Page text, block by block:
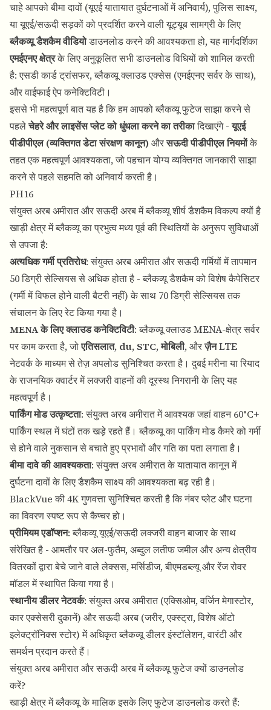
चाहे आपको बीमा दावों (यूएई यातायात दुर्घटनाओं में अनिवार्य), पुलिस साक्ष्य,
या यूएई/सऊदी सड़कों को प्रदर्शित करने वाली यूट्यूब सामग्री के लिए
ब्लैकव्यू डैशकैम वीडियोडाउनलोड करने की आवश्यकता हो, यह मार्गदर्शिका
एमईएनए क्षेत्रके लिए अनुकूलित सभी डाउनलोड विधियों को शामिल करती
है: एसडी कार्ड ट्रांसफर, ब्लैकव्यू क्लाउड एक्सेस (एमईएनए सर्वर के साथ),
और वाईफाई ऐप कनेक्टिविटी।
इससे भी महत्वपूर्ण बात यह है कि हम आपको ब्लैकव्यू फुटेज साझा करने से
पहलेचेहरे और लाइसेंस प्लेट को धुंधला करने का तरीकादिखाएंगे -यूएई
पीडीपीएल (व्यक्तिगत डेटा संरक्षण कानून) औरसऊदी पीडीपीएल नियमोंके
तहत एक महत्वपूर्ण आवश्यकता, जो पहचान योग्य व्यक्तिगत जानकारी साझा
करने से पहले सहमति को अनिवार्य करती है।
PH16
संयुक्त अरब अमीरात और सऊदी अरब में ब्लैकव्यू शीर्ष डैशकैम विकल्प क्यों है
खाड़ी क्षेत्र में ब्लैकव्यू का प्रभुत्व मध्य पूर्व की स्थितियों के अनुरूप सुविधाओं
से उपजा है:
अत्यधिक गर्मी प्रतिरोध: संयुक्त अरब अमीरात और सऊदी गर्मियों में तापमान
50 डिग्री सेल्सियस से अधिक होता है - ब्लैकव्यू डैशकैम को विशेष कैपेसिटर
(गर्मी में विफल होने वाली बैटरी नहीं) के साथ 70 डिग्री सेल्सियस तक
संचालन के लिए रेट किया गया है।
MENA के लिए क्लाउड कनेक्टिविटी: ब्लैकव्यू क्लाउड MENA-क्षेत्र सर्वर
पर काम करता है, जोएतिसलात, du, STC,मोबिली, औरज़ैनLTE
नेटवर्क के माध्यम से तेज़ अपलोड सुनिश्चित करता है। दुबई मरीना या रियाद
के राजनयिक क्वार्टर में लक्जरी वाहनों की दूरस्थ निगरानी के लिए यह
महत्वपूर्ण है।
पार्किंग मोड उत्कृष्टता: संयुक्त अरब अमीरात में आवश्यक जहां वाहन 60°C+
पार्किंग स्थल में घंटों तक खड़े रहते हैं। ब्लैकव्यू का पार्किंग मोड कैमरे को गर्मी
से होने वाले नुकसान से बचाते हुए प्रभावों और गति का पता लगाता है।
बीमा दावे की आवश्यकता: संयुक्त अरब अमीरात के यातायात कानून में
दुर्घटना दावों के लिए डैशकैम साक्ष्य की आवश्यकता बढ़ रही है।
BlackVue की 4K गुणवत्ता सुनिश्चित करती है कि नंबर प्लेट और घटना
का विवरण स्पष्ट रूप से कैप्चर हो।
प्रीमियम एडॉप्शन: ब्लैकव्यू यूएई/सऊदी लक्जरी वाहन बाजार के साथ
संरेखित है - आमतौर पर अल-फुतैम, अब्दुल लतीफ जमील और अन्य क्षेत्रीय
वितरकों द्वारा बेचे जाने वाले लेक्सस, मर्सिडीज, बीएमडब्ल्यू और रेंज रोवर
मॉडल में स्थापित किया गया है।
स्थानीय डीलर नेटवर्क: संयुक्त अरब अमीरात (एक्सिओम, वर्जिन मेगास्टोर,
कार एक्सेसरी दुकानें) और सऊदी अरब (जरीर, एक्स्ट्रा, विशेष ऑटो
इलेक्ट्रॉनिक्स स्टोर) में अधिकृत ब्लैकव्यू डीलर इंस्टॉलेशन, वारंटी और
समर्थन प्रदान करते हैं।
संयुक्त अरब अमीरात और सऊदी अरब में ब्लैकव्यू फुटेज क्यों डाउनलोड
करें?
खाड़ी क्षेत्र में ब्लैकव्यू के मालिक इसके लिए फुटेज डाउनलोड करते हैं: